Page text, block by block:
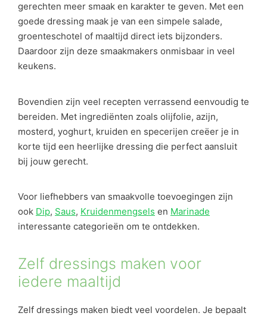
gerechten meer smaak en karakter te geven. Met een
goede dressing maak je van een simpele salade,
groenteschotel of maaltijd direct iets bijzonders.
Daardoor zijn deze smaakmakers onmisbaar in veel
keukens.
Bovendien zijn veel recepten verrassend eenvoudig te
bereiden. Met ingrediënten zoals olijfolie, azijn,
mosterd, yoghurt, kruiden en specerijen creëer je in
korte tijd een heerlijke dressing die perfect aansluit
bij jouw gerecht.
Voor liefhebbers van smaakvolle toevoegingen zijn
ook Dip, Saus, Kruidenmengsels en Marinade
interessante categorieën om te ontdekken.
Zelf dressings maken voor
iedere maaltijd
Zelf dressings maken biedt veel voordelen. Je bepaalt